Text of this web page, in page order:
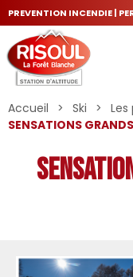
PREVENTION INCENDIE |
Accueil > Ski >
SENSATIONS